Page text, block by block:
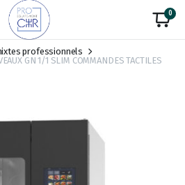
0
professionnels
GN 1/1 SLIM COMMANDES TACTILES